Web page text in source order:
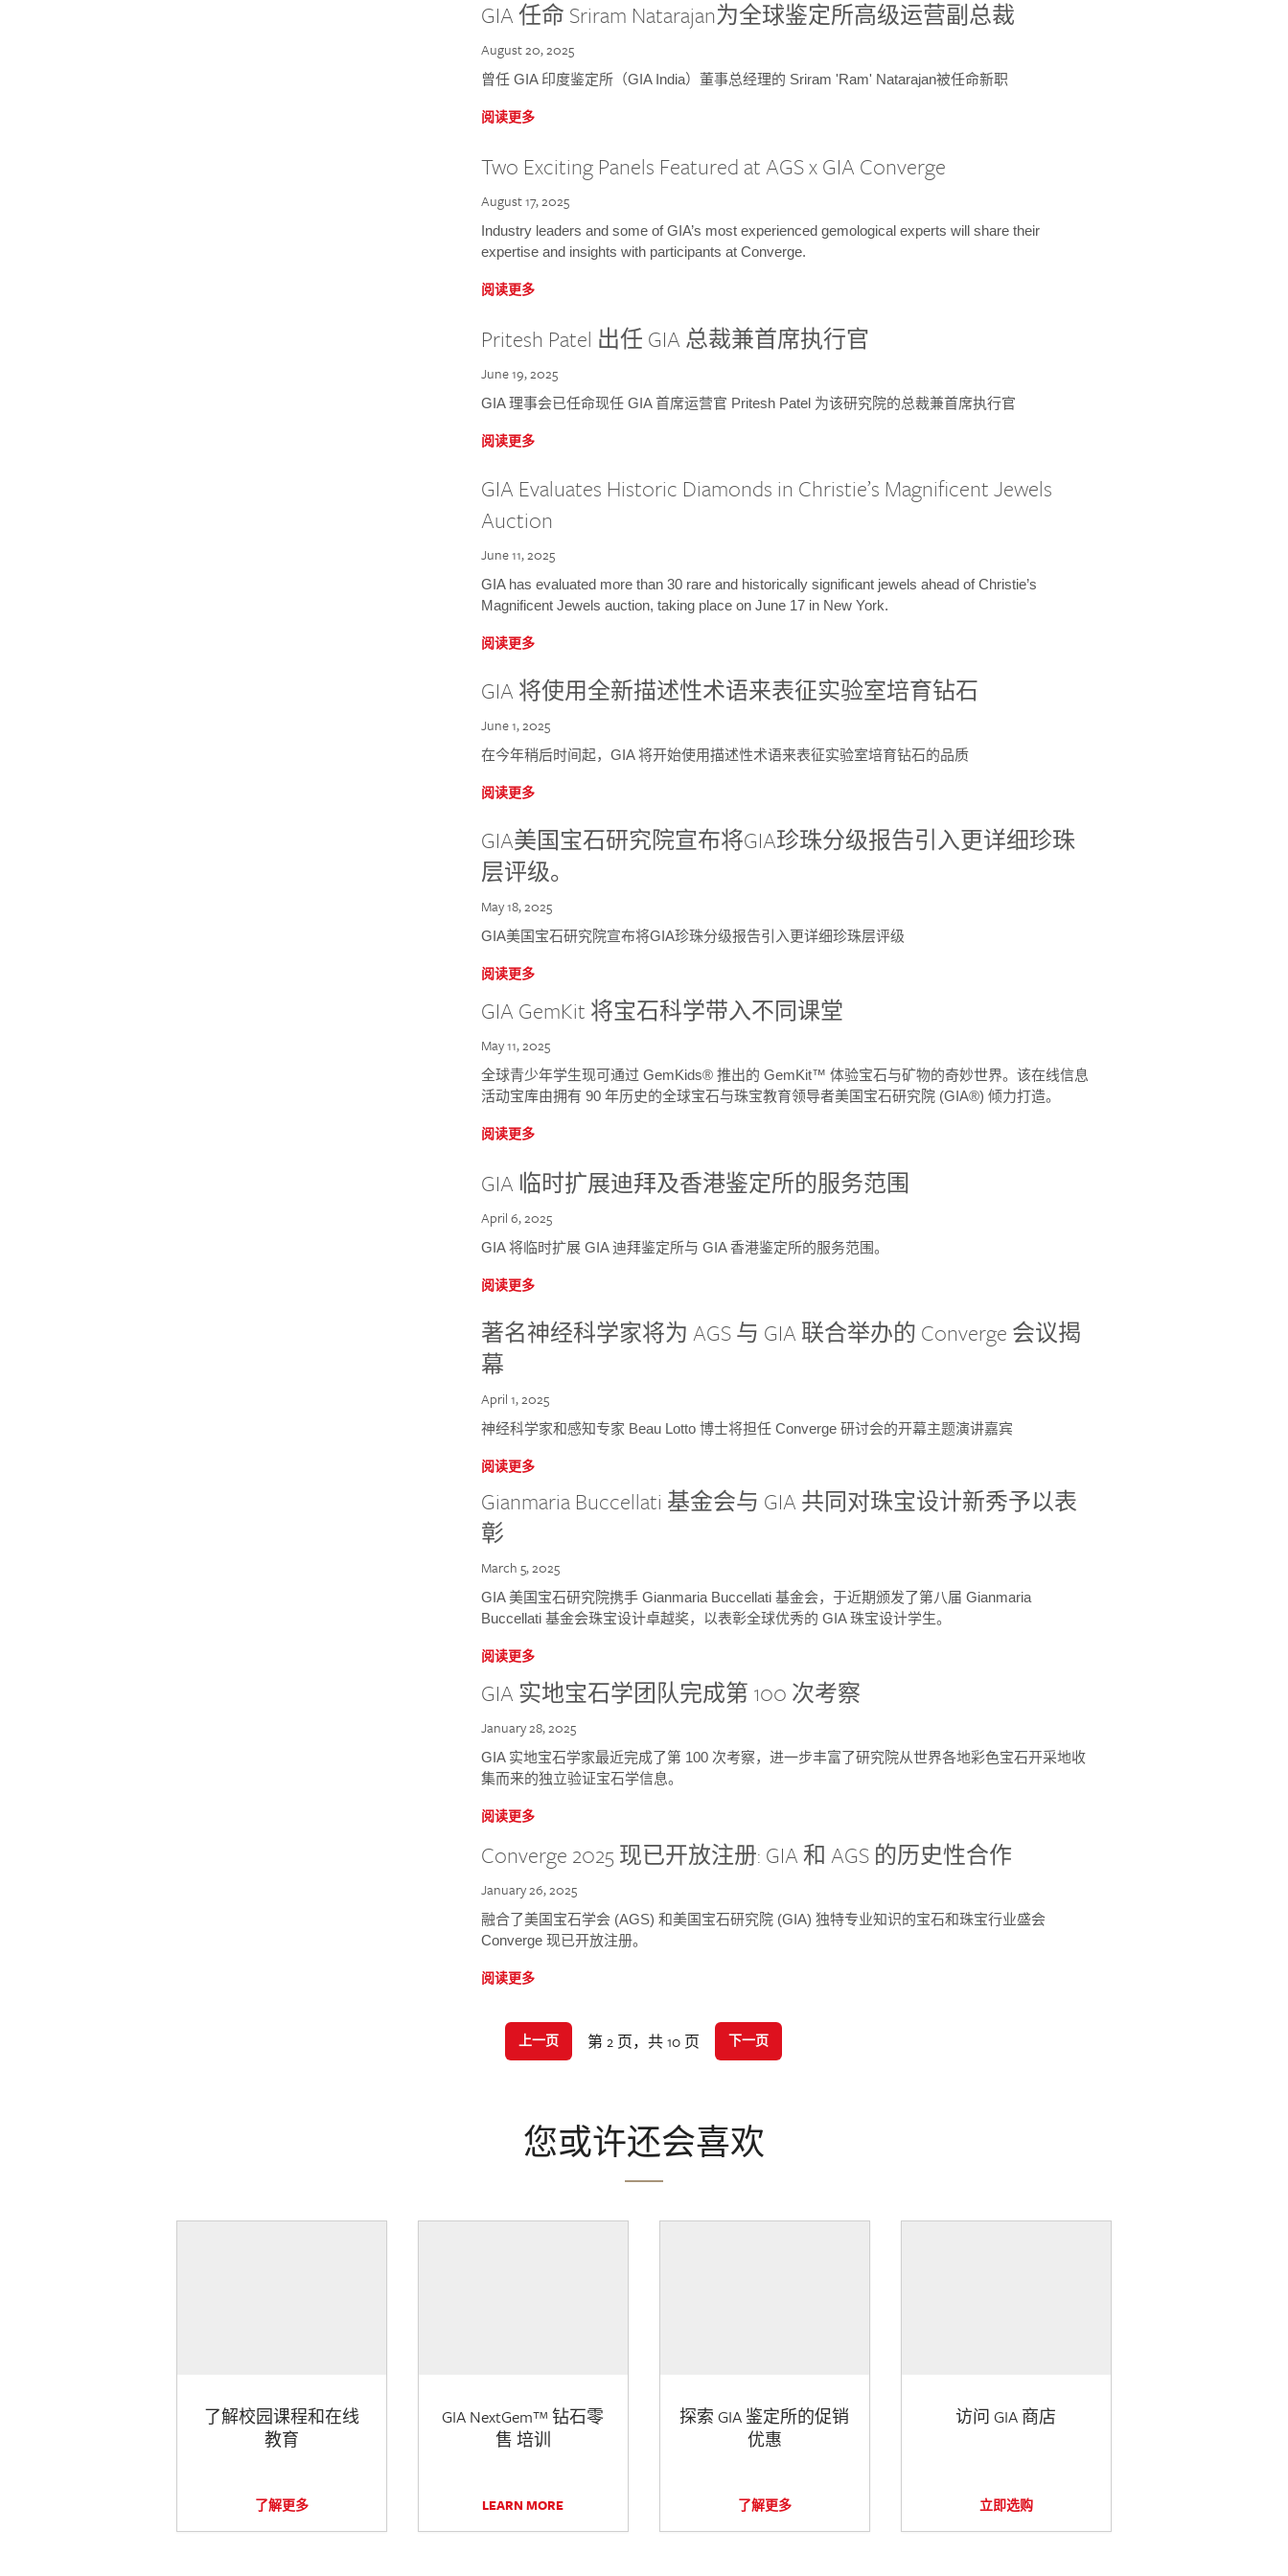
GIA 任命 Sriram Natarajan为全球鉴定所高级运营副总裁
August 20, 2025
曾任 GIA 印度鉴定所（GIA India）董事总经理的 Sriram 'Ram' Natarajan被任命新职
阅读更多
Two Exciting Panels Featured at AGS x GIA Converge
August 17, 2025
Industry leaders and some of GIA’s most experienced gemological experts will share their
expertise and insights with participants at Converge.
阅读更多
Pritesh Patel 出任 GIA 总裁兼首席执行官
June 19, 2025
GIA 理事会已任命现任 GIA 首席运营官 Pritesh Patel 为该研究院的总裁兼首席执行官
阅读更多
GIA Evaluates Historic Diamonds in Christie’s Magnificent Jewels
Auction
June 11, 2025
GIA has evaluated more than 30 rare and historically significant jewels ahead of Christie’s
Magnificent Jewels auction, taking place on June 17 in New York.
阅读更多
GIA 将使用全新描述性术语来表征实验室培育钻石
June 1, 2025
在今年稍后时间起，GIA 将开始使用描述性术语来表征实验室培育钻石的品质
阅读更多
GIA美国宝石研究院宣布将GIA珍珠分级报告引入更详细珍珠
层评级。
May 18, 2025
GIA美国宝石研究院宣布将GIA珍珠分级报告引入更详细珍珠层评级
阅读更多
GIA GemKit 将宝石科学带入不同课堂
May 11, 2025
全球青少年学生现可通过 GemKids® 推出的 GemKit™ 体验宝石与矿物的奇妙世界。该在线信息
活动宝库由拥有 90 年历史的全球宝石与珠宝教育领导者美国宝石研究院 (GIA®) 倾力打造。
阅读更多
GIA 临时扩展迪拜及香港鉴定所的服务范围
April 6, 2025
GIA 将临时扩展 GIA 迪拜鉴定所与 GIA 香港鉴定所的服务范围。
阅读更多
著名神经科学家将为 AGS 与 GIA 联合举办的 Converge 会议揭
幕
April 1, 2025
神经科学家和感知专家 Beau Lotto 博士将担任 Converge 研讨会的开幕主题演讲嘉宾
阅读更多
Gianmaria Buccellati 基金会与 GIA 共同对珠宝设计新秀予以表
彰
March 5, 2025
GIA 美国宝石研究院携手 Gianmaria Buccellati 基金会，于近期颁发了第八届 Gianmaria
Buccellati 基金会珠宝设计卓越奖，以表彰全球优秀的 GIA 珠宝设计学生。
阅读更多
GIA 实地宝石学团队完成第 100 次考察
January 28, 2025
GIA 实地宝石学家最近完成了第 100 次考察，进一步丰富了研究院从世界各地彩色宝石开采地收
集而来的独立验证宝石学信息。
阅读更多
Converge 2025 现已开放注册: GIA 和 AGS 的历史性合作
January 26, 2025
融合了美国宝石学会 (AGS) 和美国宝石研究院 (GIA) 独特专业知识的宝石和珠宝行业盛会
Converge 现已开放注册。
阅读更多
上一页 第 2 页，共 10 页 下一页
您或许还会喜欢
了解校园课程和在线
教育
了解更多
GIA NextGem™ 钻石零
售 培训
LEARN MORE
探索 GIA 鉴定所的促销
优惠
了解更多
访问 GIA 商店
立即选购